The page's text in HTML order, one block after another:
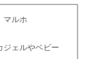
マルホ
ジェルやベビー